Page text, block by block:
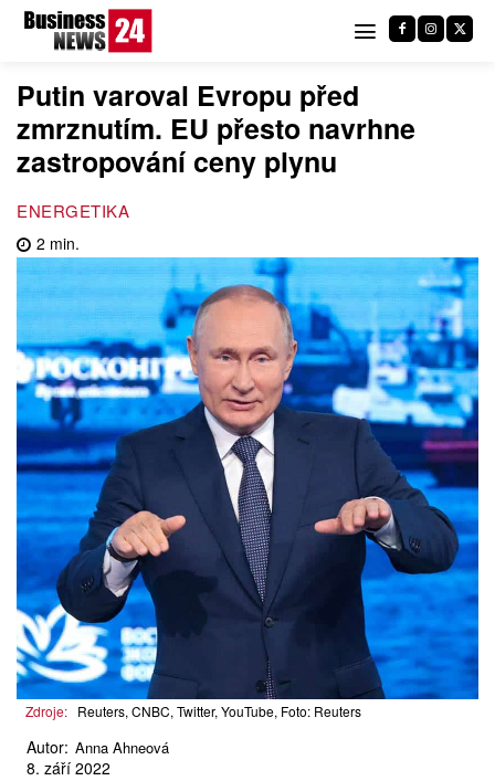
Putin varoval Evropu před
zmrznutím. EU přesto navrhne
zastropování ceny plynu
ENERGETIKA
2 min.
Zdroje: Reuters, CNBC, Twitter, YouTube, Foto: Reuters
Autor: Anna Ahneová
8. září 2022